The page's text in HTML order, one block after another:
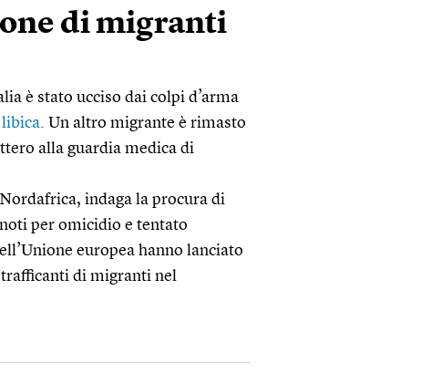
di migranti
è stato ucciso dai colpi d’arma
libica. Un altro migrante è rimasto
alla guardia medica di
indaga la procura di
per omicidio e tentato
europea hanno lanciato
trafficanti di migranti nel